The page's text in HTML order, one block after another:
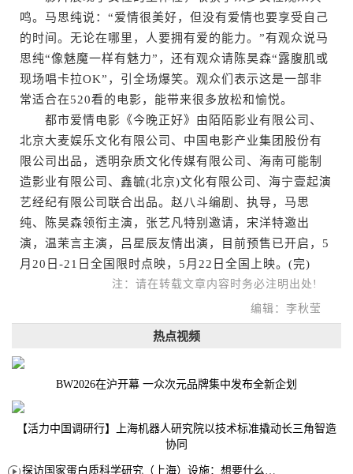
鸣。马思纯说：“爱情很美好，但没有爱情也要享受自己
的时间。无论在哪里，人要拥有爱的能力。”有观众说马
思纯“像魅魔一样有魅力”，还有观众请陈昊森“露腹肌或
现场唱卡拉OK”，引全场爆笑。观众们表示这是一部非
常适合在520看的电影，能带来很多放松和愉悦。
都市爱情电影《今晚正好》由陌陌影业有限公司、
北京大麦娱乐文化有限公司、中国电影产业集团股份有
限公司出品，透明杂质文化传媒有限公司、海南可能制
造影业有限公司、鑫毓(北京)文化有限公司、海宁壹起演
艺经纪有限公司联合出品。赵八斗编剧、执导，马思
纯、陈昊森领衔主演，张艺凡特别邀请，宋洋特邀出
演，温茉言主演，吕星辰友情出演，目前预售已开启，5
月20日-21日全国限时点映，5月22日全国上映。(完)
注：请在转载文章内容时务必注明出处!
编辑：李秋莹
热点视频
BW2026在沪开幕 一众次元品牌集中发布全新企划
【活力中国调研行】上海机器人研究院以技术标准撬动长三角智造
协同